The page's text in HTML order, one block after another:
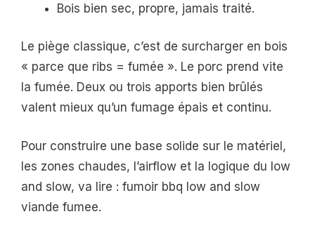
Bois bien sec, propre, jamais traité.
Le piège classique, c’est de surcharger en bois
« parce que ribs = fumée ». Le porc prend vite
la fumée. Deux ou trois apports bien brûlés
valent mieux qu’un fumage épais et continu.
Pour construire une base solide sur le matériel,
les zones chaudes, l’airflow et la logique du low
and slow, va lire : fumoir bbq low and slow
viande fumee.